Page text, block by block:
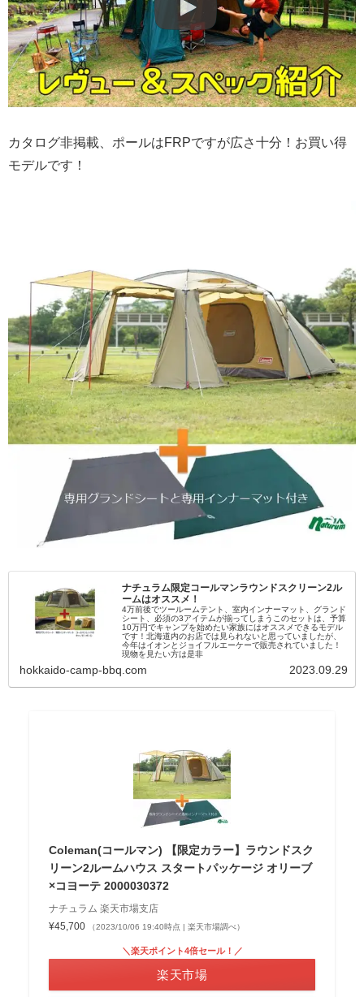
カタログ非掲載、ポールはFRPですが広さ十分！お買い得
モデルです！
ナチュラム限定コールマンラウンドスクリーン2ル
ームはオススメ！
4万前後でツールームテント、室内インナーマット、グランド
シート、必須の3アイテムが揃ってしまうこのセットは、予算
10万円でキャンプを始めたい家族にはオススメできるモデル
です！北海道内のお店では見られないと思っていましたが、
今年はイオンとジョイフルエーケーで販売されていました！
現物を見たい方は是非
hokkaido-camp-bbq.com 2023.09.29
Coleman(コールマン) 【限定カラー】ラウンドスク
リーン2ルームハウス スタートパッケージ オリーブ
×コヨーテ 2000030372
ナチュラム 楽天市場支店
¥45,700
（2023/10/06 19:40時点 | 楽天市場調べ）
＼楽天ポイント4倍セール！／
楽天市場